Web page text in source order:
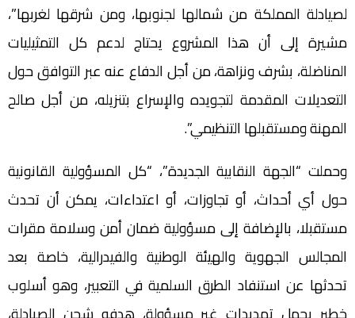
لصيادلة المملكة من شمالها لجنوبها، ومن شرقها لغربها”،
مشيرة إلى أن هذا المشروع يحتاج لدعم كل التمثيليات
المناضلة، بشرف ونزاهة، من أجل الدفاع عنه عبر التوافق حول
التعديلات المقدمة لتجويده والإسراع بتنزيله، من أجل صالح
المهنة ومستقبلها التنظيمي”.
وحملت “الجهة النقابية الجديدة”، “كل المسؤولية القانونية
حول أي أحداث، أو تجاوزات، أو اعتداءات، يمكن أن تحدث
مستقبلا، بالإضافة إلى مسؤولية ضمان أمن وسلامة مقرات
المجالس الجهوية والهيئة الوطنية والفيدرالية، خاصة بعد
تحدثها عن استنفاد الطرق السلمية في التعبير، وهو أسلوب